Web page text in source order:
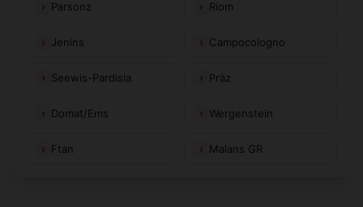
Parsonz Riom
Jenins Campocologno
Seewis-Pardisla Präz
Domat/Ems Wergenstein
Ftan Malans GR